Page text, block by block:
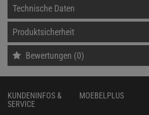
Technische Daten
Produktsicherheit
Bewertungen (0)
KUNDENINFOS &
SERVICE
MOEBELPLUS